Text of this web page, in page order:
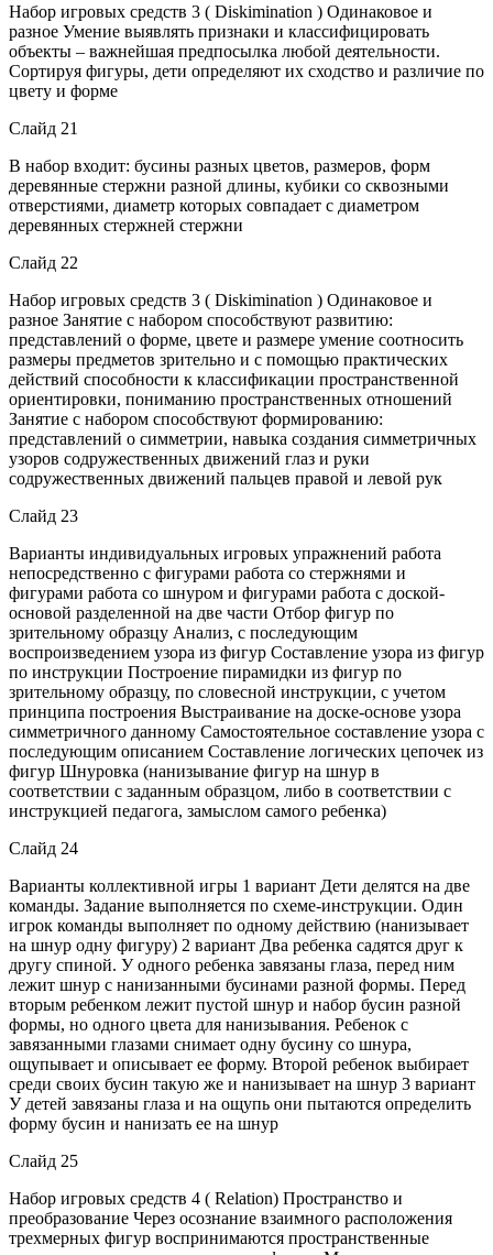
Набор игровых средств 3 ( Diskimination ) Одинаковое и
разное Умение выявлять признаки и классифицировать
объекты – важнейшая предпосылка любой деятельности.
Сортируя фигуры, дети определяют их сходство и различие по
цвету и форме
Слайд 21
В набор входит: бусины разных цветов, размеров, форм
деревянные стержни разной длины, кубики со сквозными
отверстиями, диаметр которых совпадает с диаметром
деревянных стержней стержни
Слайд 22
Набор игровых средств 3 ( Diskimination ) Одинаковое и
разное Занятие с набором способствуют развитию:
представлений о форме, цвете и размере умение соотносить
размеры предметов зрительно и с помощью практических
действий способности к классификации пространственной
ориентировки, пониманию пространственных отношений
Занятие с набором способствуют формированию:
представлений о симметрии, навыка создания симметричных
узоров содружественных движений глаз и руки
содружественных движений пальцев правой и левой рук
Слайд 23
Варианты индивидуальных игровых упражнений работа
непосредственно с фигурами работа со стержнями и
фигурами работа со шнуром и фигурами работа с доской-
основой разделенной на две части Отбор фигур по
зрительному образцу Анализ, с последующим
воспроизведением узора из фигур Составление узора из фигур
по инструкции Построение пирамидки из фигур по
зрительному образцу, по словесной инструкции, с учетом
принципа построения Выстраивание на доске-основе узора
симметричного данному Самостоятельное составление узора с
последующим описанием Составление логических цепочек из
фигур Шнуровка (нанизывание фигур на шнур в
соответствии с заданным образцом, либо в соответствии с
инструкцией педагога, замыслом самого ребенка)
Слайд 24
Варианты коллективной игры 1 вариант Дети делятся на две
команды. Задание выполняется по схеме-инструкции. Один
игрок команды выполняет по одному действию (нанизывает
на шнур одну фигуру) 2 вариант Два ребенка садятся друг к
другу спиной. У одного ребенка завязаны глаза, перед ним
лежит шнур с нанизанными бусинами разной формы. Перед
вторым ребенком лежит пустой шнур и набор бусин разной
формы, но одного цвета для нанизывания. Ребенок с
завязанными глазами снимает одну бусину со шнура,
ощупывает и описывает ее форму. Второй ребенок выбирает
среди своих бусин такую же и нанизывает на шнур 3 вариант
У детей завязаны глаза и на ощупь они пытаются определить
форму бусин и нанизать ее на шнур
Слайд 25
Набор игровых средств 4 ( Relation) Пространство и
преобразование Через осознание взаимного расположения
трехмерных фигур воспринимаются пространственные